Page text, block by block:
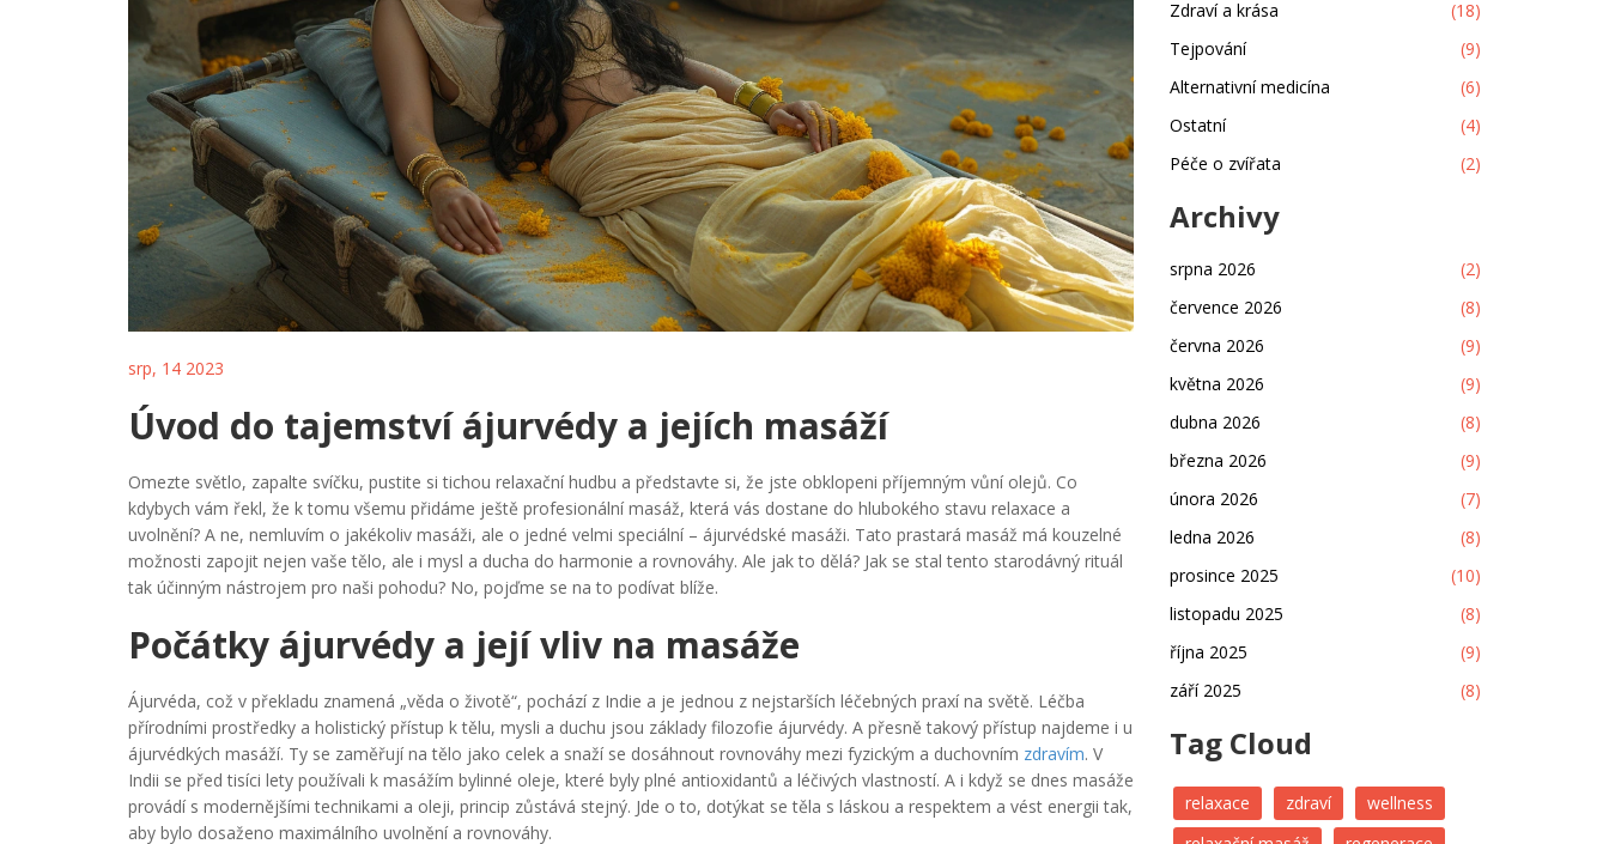
srp, 14 2023
Úvod do tajemství ájurvédy a jejích masáží
Omezte světlo, zapalte svíčku, pustite si tichou relaxační hudbu a představte si, že jste obklopeni příjemným vůní olejů. Co
kdybych vám řekl, že k tomu všemu přidáme ještě profesionální masáž, která vás dostane do hlubokého stavu relaxace a
uvolnění? A ne, nemluvím o jakékoliv masáži, ale o jedné velmi speciální – ájurvédské masáži. Tato prastará masáž má kouzelné
možnosti zapojit nejen vaše tělo, ale i mysl a ducha do harmonie a rovnováhy. Ale jak to dělá? Jak se stal tento starodávný rituál
tak účinným nástrojem pro naši pohodu? No, pojďme se na to podívat blíže.
Počátky ájurvédy a její vliv na masáže
Ájurvéda, což v překladu znamená „věda o životě“, pochází z Indie a je jednou z nejstarších léčebných praxí na světě. Léčba
přírodními prostředky a holistický přístup k tělu, mysli a duchu jsou základy filozofie ájurvédy. A přesně takový přístup najdeme i u
ájurvédkých masáží. Ty se zaměřují na tělo jako celek a snaží se dosáhnout rovnováhy mezi fyzickým a duchovním zdravím. V
Indii se před tisíci lety používali k masážím bylinné oleje, které byly plné antioxidantů a léčivých vlastností. A i když se dnes masáže
provádí s modernějšími technikami a oleji, princip zůstává stejný. Jde o to, dotýkat se těla s láskou a respektem a vést energii tak,
aby bylo dosaženo maximálního uvolnění a rovnováhy.
Zdraví a krása
(18)
Tejpování
(9)
Alternativní medicína
(6)
Ostatní
(4)
Péče o zvířata
(2)
Archivy
srpna 2026
(2)
července 2026
(8)
června 2026
(9)
května 2026
(9)
dubna 2026
(8)
března 2026
(9)
února 2026
(7)
ledna 2026
(8)
prosince 2025
(10)
listopadu 2025
(8)
října 2025
(9)
září 2025
(8)
Tag Cloud
relaxace zdraví
wellness